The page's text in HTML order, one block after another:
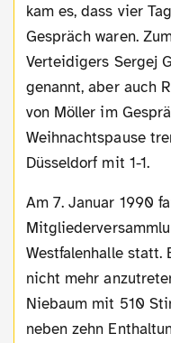
kam es, dass vier
Gespräch waren.
Verteidigers Sergej
genannt, aber auch
von Möller im
Weihnachtspause
Düsseldorf mit 1-1.
Am 7. Januar 1990 fand die
Westfalenhalle statt.
nicht mehr
Niebaum mit 510
neben zehn